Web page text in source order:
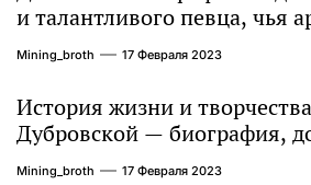
и талантливого певца, чья
захватывает миллионы
Mining_broth 17 Февраля 2023
История жизни и
Дубровской — биография,
интересные факты
Mining_broth 17 Февраля 2023